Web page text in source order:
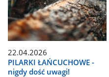
22.04.2026
PILARKI ŁAŃCUCHOWE -
nigdy dość uwagi!